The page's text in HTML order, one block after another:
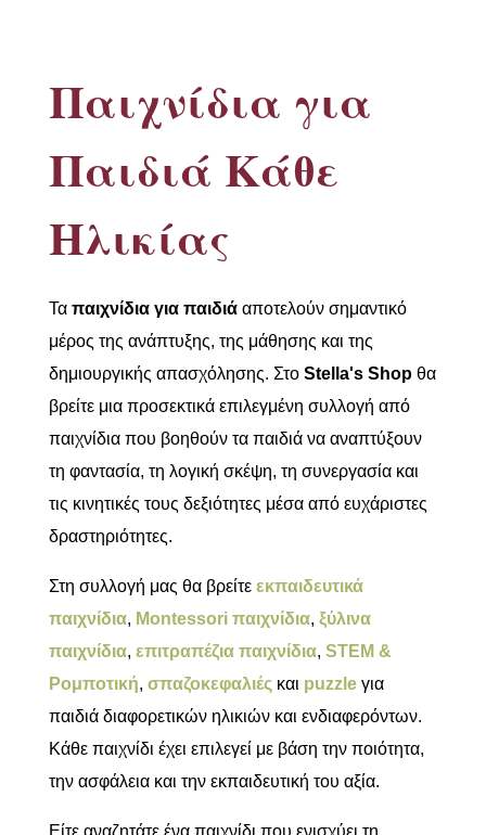
Παιχνίδια για
Παιδιά Κάθε
Ηλικίας
Τα παιχνίδια για παιδιάαποτελούν σημαντικό
μέρος της ανάπτυξης, της μάθησης και της
δημιουργικής απασχόλησης. Στο Stella's Shopθα
βρείτε μια προσεκτικά επιλεγμένη συλλογή από
παιχνίδια που βοηθούν τα παιδιά να αναπτύξουν
τη φαντασία, τη λογική σκέψη, τη συνεργασία και
τις κινητικές τους δεξιότητες μέσα από ευχάριστες
δραστηριότητες.
Στη συλλογή μας θα βρείτε εκπαιδευτικά
παιχνίδια, Montessori παιχνίδια, ξύλινα
παιχνίδια, επιτραπέζια παιχνίδια, STEM &
Ρομποτική, σπαζοκεφαλιές και puzzle για
παιδιά διαφορετικών ηλικιών και ενδιαφερόντων.
Κάθε παιχνίδι έχει επιλεγεί με βάση την ποιότητα,
την ασφάλεια και την εκπαιδευτική του αξία.
Είτε αναζητάτε ένα παιχνίδι που ενισχύει τη